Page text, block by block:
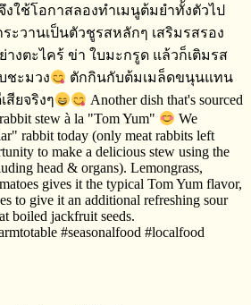
งใช้โอกาสลองทำเมนูต้มยำทั้งตัวไป
ะวานเป็นตัวชูรสหลักๆ เสริมรสรอง
างตะไคร้​ ข่า​ ใบมะกรูด​ แล้วก็เติมรส
ชะมวง
ตักกินกับต้มเมล็ดขนุนแทน
สียจริงๆ
Another dish that's sourced
stew à la "Tom Yum"
We
rabbit today (only meat rabbits left
to make a delicious stew using the
head & organs). Lemongrass,
gives it the typical Tom Yum flavor,
to give it an additional refreshing sour
boiled jackfruit seeds.
#seasonalfood #localfood